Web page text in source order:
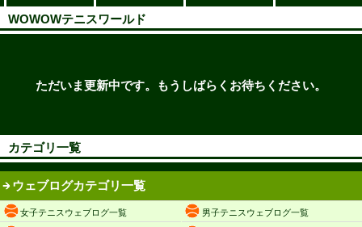
WOWOWテニスワールド
ただいま更新中です。もうしばらくお待ちください。
カテゴリ一覧
ウェブログカテゴリ一覧
女子テニスウェブログ一覧 男子テニスウェブログ一覧